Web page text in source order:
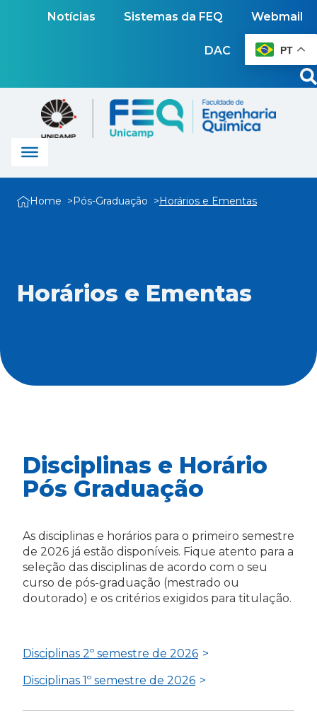
Notícias Sistemas da FEQ Webmail
DAC PT
Home Pós-Graduação Horários e Ementas
Horários e Ementas
Disciplinas e Horário
Pós Graduação
As disciplinas e horários para o primeiro semestre
de 2026 já estão disponíveis. Fique atento para a
seleção das disciplinas de acordo com o seu
curso de pós-graduação (mestrado ou
doutorado) e os critérios exigidos para titulação.
Disciplinas 2º semestre de 2026
Disciplinas 1º semestre de 2026